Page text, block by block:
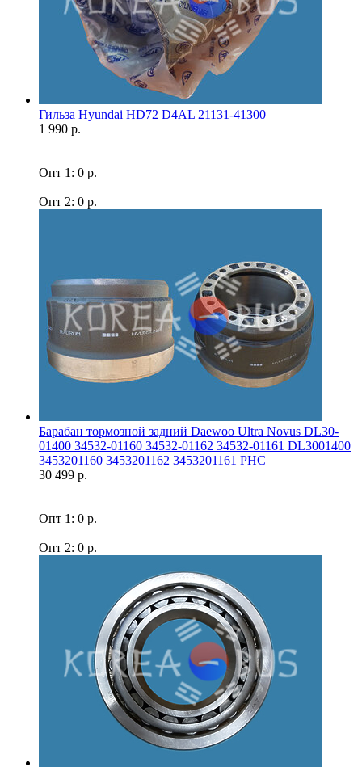
Гильза Hyundai HD72 D4AL 21131-41300
1 990 р.
Опт 1: 0 р.
Опт 2: 0 р.
Барабан тормозной задний Daewoo Ultra Novus DL30-
01400 34532-01160 34532-01162 34532-01161 DL3001400
3453201160 3453201162 3453201161 PHC
30 499 р.
Опт 1: 0 р.
Опт 2: 0 р.